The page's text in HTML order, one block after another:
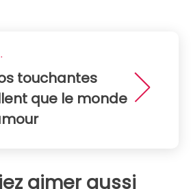
touchantes
que le monde
aimer aussi